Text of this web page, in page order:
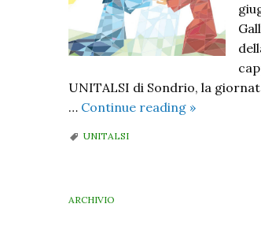
UNITALSI di Sondrio, la
… Continue reading Giornata
»
UNITALSI
ARCHIVIO